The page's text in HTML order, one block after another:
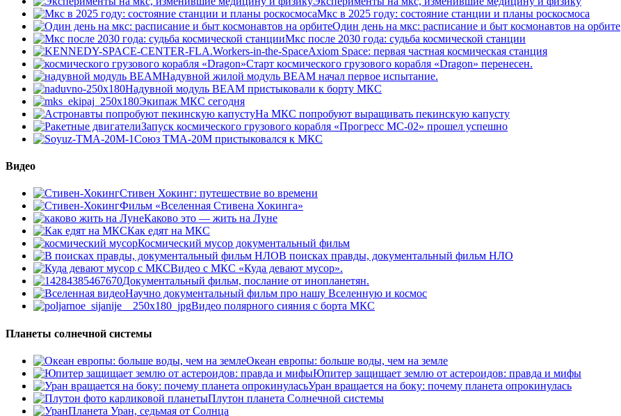
Мкс в 2025 году: состояние станции и планы роскосмоса
Один день на мкс: расписание и быт космонавтов на орбите
Мкс после 2030 года: судьба космической станции
Axiom Space: первая частная космическая станция
Старт космического грузового корабля «Dragon» перенесен.
Надувной жилой модуль BEAM начал первое испытание.
Надувной модуль BEAM пристыковали к борту МКС
Экипаж МКС сегодня
На МКС попробуют выращивать пекинскую капусту
Запуск космического грузового корабля «Прогресс МС-02» прошел успешно
Союз ТМА-20М пристыковался к МКС
Видео
Стивен Хокинг: путешествие во времени
Фильм «Вселенная Стивена Хокинга»
Каково это — жить на Луне
Как едят на МКС
Космический мусор документальный фильм
В поисках правды, документальный фильм НЛО
Видео с МКС «Куда девают мусор».
Документальный фильм, послание от инопланетян.
Научно документальный фильм про нашу Вселенную и космос
Видео полярного сияния с борта МКС
Планеты солнечной системы
Океан европы: больше воды, чем на земле
Юпитер защищает землю от астероидов: правда и мифы
Уран вращается на боку: почему планета опрокинулась
Плутон планета Солнечной системы
Планета Уран, седьмая от Солнца